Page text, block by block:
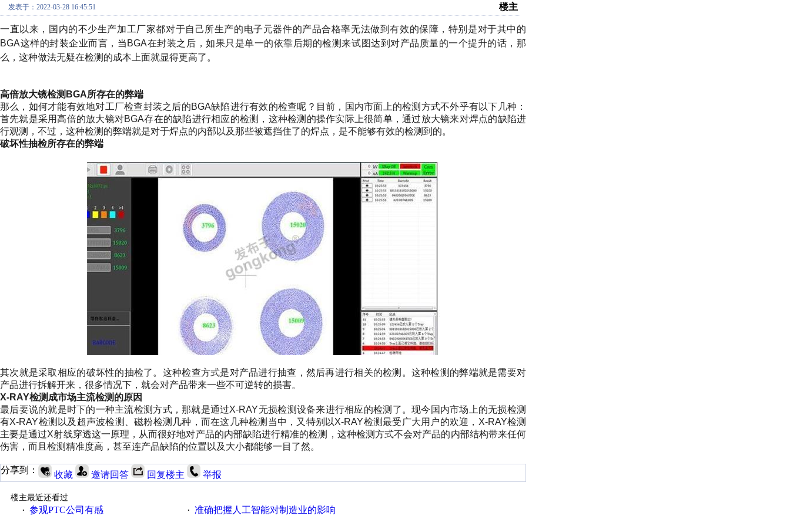
发表于：2022-03-28 16:45:51 楼主
一直以来，国内的不少生产加工厂家都对于自己所生产的电子元器件的产品合格率无法做到有效的保障，特别是对于其中的
BGA这样的封装企业而言，当 BGA在封装之后，如果只是单一的依靠后期的检测来试图达到对产品质量的一个提升的话，那
么，这种做法无疑在检测的成本上面就显得更高了。
高倍放大镜检测 BGA所存在的弊端
那么，如何才能有效地对工厂检查封装之后的BGA缺陷进行有效的检查呢？目前，国内市面上的检测方式不外乎有以下几种：
首先就是采用高倍的放大镜对BGA存在的缺陷进行相应的检测，这种检测的操作实际上很简单，通过放大镜来对焊点的缺陷进
行观测，不过，这种检测的弊端就是对于焊点的内部以及那些被遮挡住了的焊点，是不能够有效的检测到的。
破坏性抽检所存在的弊端
其次就是采取相应的破坏性的抽检了。这种检查方式是对产品进行抽查，然后再进行相关的检测。这种检测的弊端就是需要对
产品进行拆解开来，很多情况下，就会对产品带来一些不可逆转的损害。
X-RAY检测成市场主流检测的原因
最后要说的就是时下的一种主流检测方式，那就是通过X-RAY无损检测设备来进行相应的检测了。现今国内市场上的无损检测
有X-RAY检测以及超声波检测、磁粉检测几种，而在这几种检测当中，又特别以X-RAY检测最受广大用户的欢迎， X-RAY检测
主要是通过X射线穿透这一原理，从而很好地对产品的内部缺陷进行精准的检测，这种检测方式不会对产品的内部结构带来任何
伤害，而且检测精准度高，甚至连产品缺陷的位置以及大小都能够一目了然。
分享到： 收藏 邀请回答 回复楼主 举报
楼主最近还看过
· 参观PTC公司有感 · 准确把握人工智能对制造业的影响